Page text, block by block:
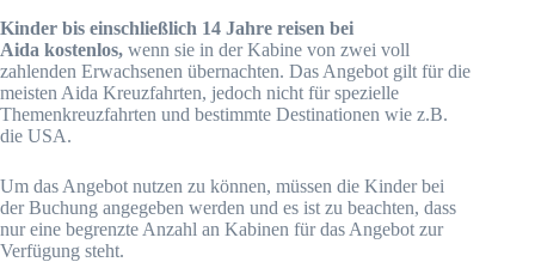
Kinder bis einschließlich 14 Jahre reisen bei
Aida kostenlos, wenn sie in der Kabine von zwei voll
zahlenden Erwachsenen übernachten. Das Angebot gilt für die
meisten Aida Kreuzfahrten, jedoch nicht für spezielle
Themenkreuzfahrten und bestimmte Destinationen wie z.B.
die USA.
Um das Angebot nutzen zu können, müssen die Kinder bei
der Buchung angegeben werden und es ist zu beachten, dass
nur eine begrenzte Anzahl an Kabinen für das Angebot zur
Verfügung steht.